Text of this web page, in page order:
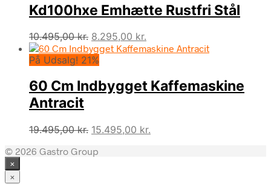
Kd100hxe Emhætte Rustfri Stål
10.495,00kr. Den
oprindelige
pris
10.495,00 kr..
8.295,00 kr.
aktuelle
8.295,00 kr..
På Udsalg! 21%
60 Cm Indbygget Kaffemaskine
Antracit
19.495,00kr. Den
pris
15.495,00 kr.
© 2026 Gastro Group
×
×